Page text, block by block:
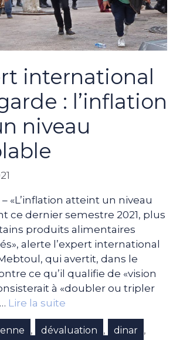
international
: l’inflation
niveau
«L’inflation atteint un niveau
ce dernier semestre 2021, plus
produits alimentaires
alerte l’expert international
qui avertit, dans le
ce qu’il qualifie de «vision
à «doubler ou tripler
Lire la suite
, dévaluation , dinar ,